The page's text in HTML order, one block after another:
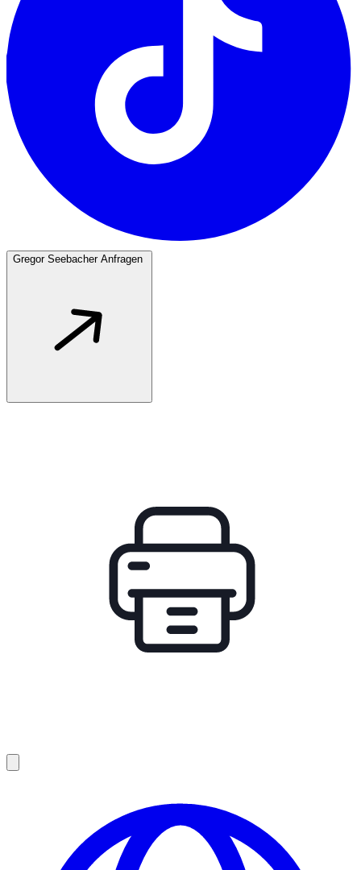
Gregor Seebacher Anfragen